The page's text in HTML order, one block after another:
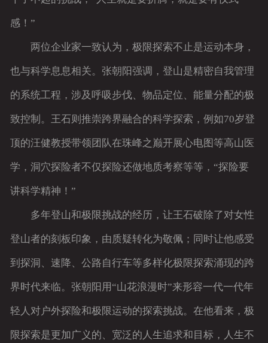
感！”
两位企业家一致认为，极限探索不止是运动本身，
也与科学息息相关。张朝阳强调，登山是精密自我管理
的系统工程，涉及呼吸步伐、物品定位、能量分配的极
致控制。王石则推崇跨界融合的科学探索，例如70岁登
顶的汪健教授带领团队在珠峰之巅开展心电图等高山医
学，洞穴探险者不仅探险还做地质考察等等，“探险要
讲科学精神！”
多年登山和极限挑战的经历，让王石破除了对女性
登山者的刻板印象，由质疑转化为敬佩；同时让他感受
到探洞、速降、公路自行车等多样化极限探索涌现的跨
界时代来临。张朝阳用“山花浪漫时”来形容一代一代年
轻人对户外探险和极限运动的探索挑战。在他看来，极
限探索是更加广义的、宽泛的人生追求和目标，人生不